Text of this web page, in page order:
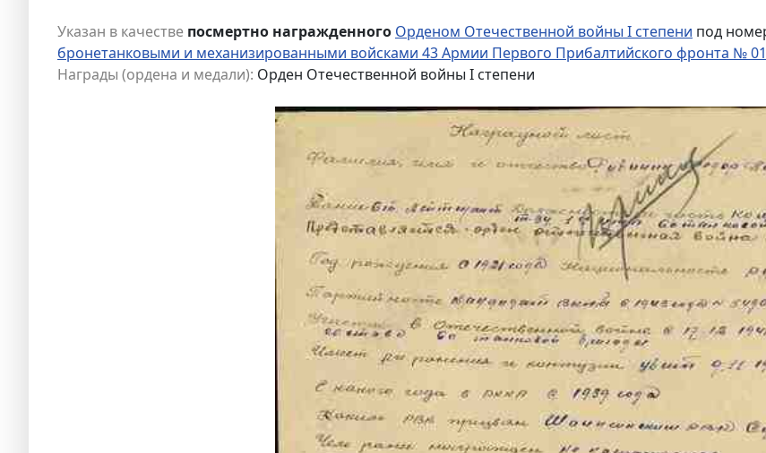
Указан в качестве посмертно награжденного Орденом Отечественной войны I степени под
бронетанковыми и механизированными войсками 43 Армии Первого Прибалтийского фронта №
Награды (ордена и медали): Орден Отечественной войны I степени